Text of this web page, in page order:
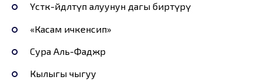
Үстөк-өйдөлөтүп алуунун дагы биртүрү
«Касам ичкенсип»
Сура Аль-Фаджр
Кылыгы чыгуу